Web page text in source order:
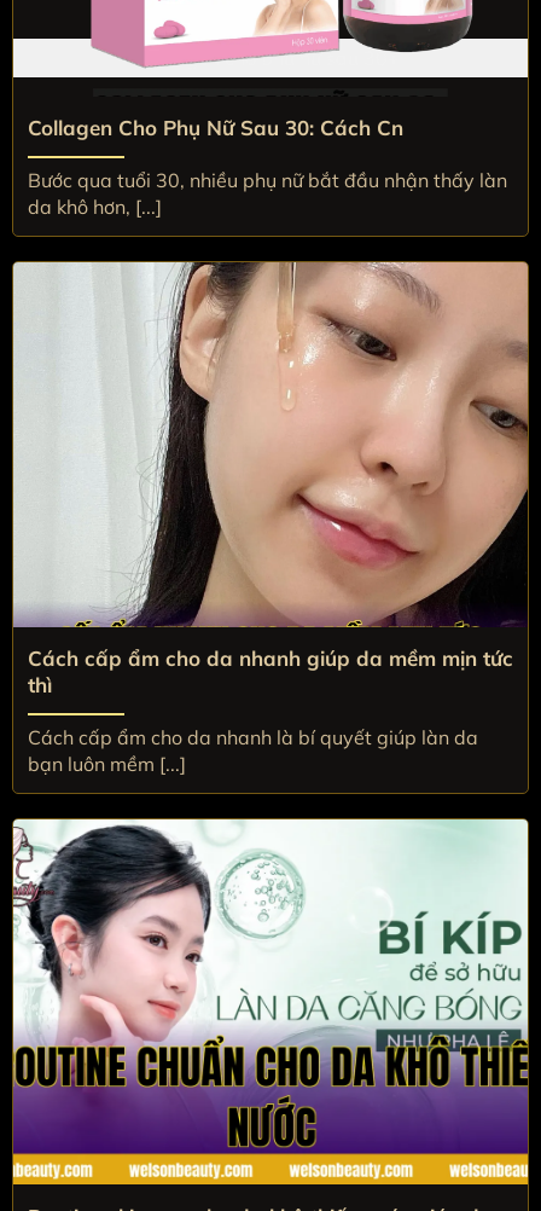
Collagen cho phụ nữ sau 30+
Collagen Cho Phụ Nữ Sau 30: Cách Cn
Bước qua tuổi 30, nhiều phụ nữ bắt đầu nhận thấy làn
da khô hơn, [...]
Cấp ẩm nhanh cho da mềm mịn tức thì
Cách cấp ẩm cho da nhanh giúp da mềm mịn tức
thì
Cách cấp ẩm cho da nhanh là bí quyết giúp làn da
bạn luôn mềm [...]
Routine chuẩn cho da khô thiếu nước